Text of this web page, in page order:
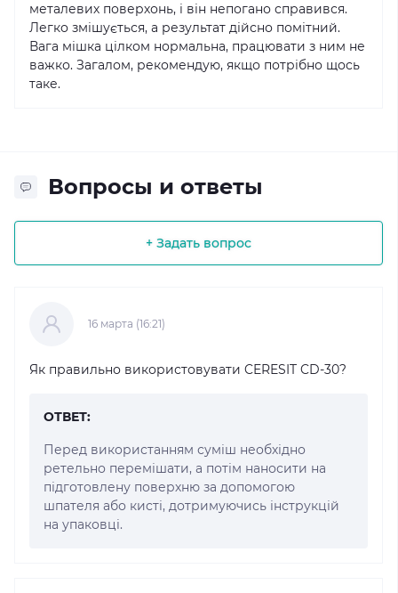
металевих поверхонь, і він непогано справився.
Легко змішується, а результат дійсно помітний.
Вага мішка цілком нормальна, працювати з ним не
важко. Загалом, рекомендую, якщо потрібно щось
таке.
Вопросы и ответы
+ Задать вопрос
16 марта (16:21)
Як правильно використовувати CERESIT CD-30?
ОТВЕТ:
Перед використанням суміш необхідно
ретельно перемішати, а потім наносити на
підготовлену поверхню за допомогою
шпателя або кисті, дотримуючись інструкцій
на упаковці.